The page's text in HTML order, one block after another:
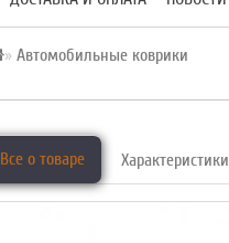
Автомобильные коврики
Все о товаре Характеристики